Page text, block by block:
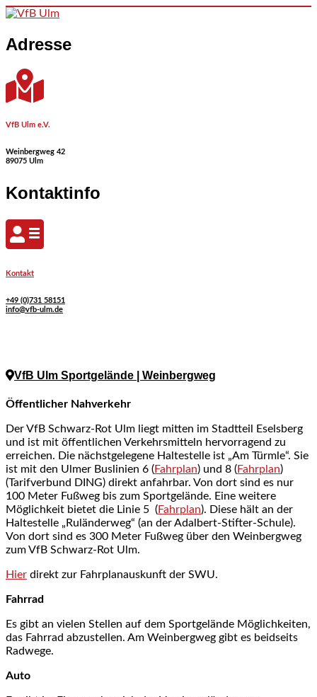
Skip to content
Adresse
VfB Ulm e.V.
Weinbergweg 42
89075 Ulm
Kontaktinfo
Kontakt
+49 (0)731 58151
info@vfb-ulm.de
VfB Ulm Sportgelände | Weinbergweg
Öffentlicher Nahverkehr
Der VfB Schwarz-Rot Ulm liegt mitten im Stadtteil Eselsberg
und ist mit öffentlichen Verkehrsmitteln hervorragend zu
erreichen. Die nächstgelegene Haltestelle ist „Am Türmle“. Sie
ist mit den Ulmer Buslinien 6 (Fahrplan) und 8 (Fahrplan)
(Tarifverbund DING) direkt anfahrbar. Von dort sind es nur
100 Meter Fußweg bis zum Sportgelände. Eine weitere
Möglichkeit bietet die Linie 5 (Fahrplan). Diese hält an der
Haltestelle „Ruländerweg“ (an der Adalbert-Stifter-Schule).
Von dort sind es 300 Meter Fußweg über den Weinbergweg
zum VfB Schwarz-Rot Ulm.
Hier direkt zur Fahrplanauskunft der SWU.
Fahrrad
Es gibt an vielen Stellen auf dem Sportgelände Möglichkeiten,
das Fahrrad abzustellen. Am Weinbergweg gibt es beidseits
Radwege.
Auto